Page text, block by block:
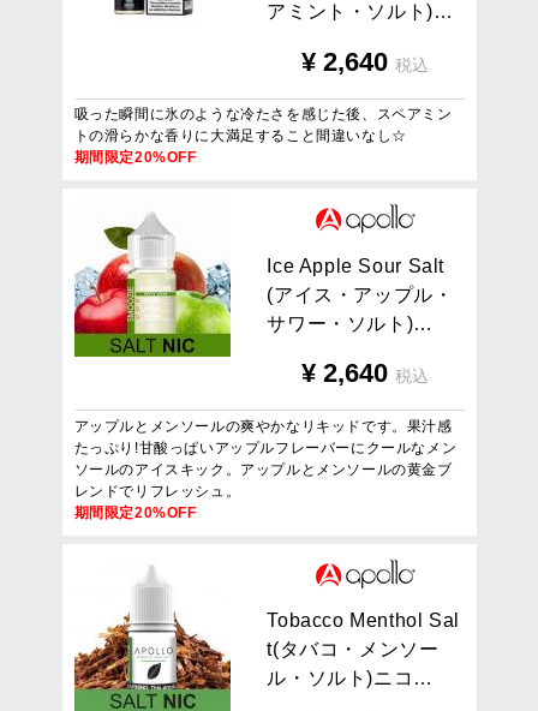
ア ミ ン ト ・ ソ ル ト)…
¥ 2,640 税込
吸った瞬間に氷のような冷たさを感じた後、スペアミン
トの滑らかな香りに大満足すること間違いなし☆
期間限定20%OFF
ce App le Sour Sa lt
(アイ ス ・ ア ッ プル ・
サ ワ ー ・ ソ ル ト )…
¥ 2,640 税込
アップルとメンソールの爽やかなリキッドです。果汁感
たっぷり!甘酸っぱいアップルフレーバーにクールなメン
ソールのアイスキック。アップルとメンソールの黄金ブ
レンドでリフレッシュ。
期間限定20%OFF
Tobacco Mentho Sa
t(タバコ ・ メ ンソ ー
ル ・ ソ ル ト)ニ コ …